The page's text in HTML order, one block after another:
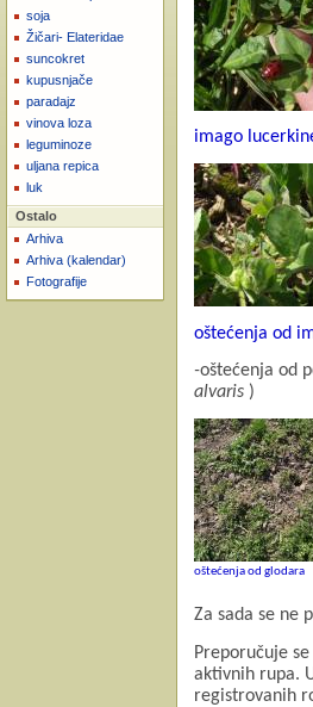
soja
Žičari- Elateridae
suncokret
kupusnjače
paradajz
vinova loza
leguminoze
uljana repica
luk
Ostalo
Arhiva
Arhiva (kalendar)
Fotografije
imago
oštećenja od
-oštećenja od
alvaris )
oštećenja od glodara
Za sada se ne
Preporučuje
aktivnih rupa.
registrovanih